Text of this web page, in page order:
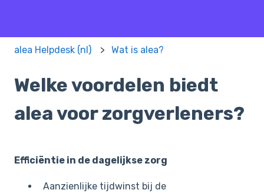
alea Helpdesk (nl) Wat is alea?
Welke voordelen biedt
alea voor zorgverleners?
Efficiëntie in de dagelijkse zorg
Aanzienlijke tijdwinst bij de